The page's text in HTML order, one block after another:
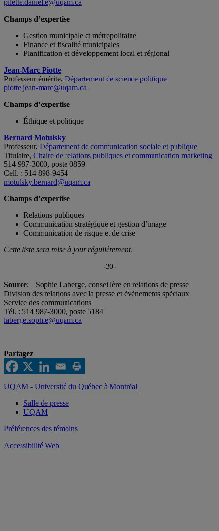
pilette.danielle@uqam.ca
Champs d’expertise
Gestion municipale et métropolitaine
Finance et fiscalité municipales
Planification et développement local et régional
Jean-Marc Piotte
Professeur émérite, Département de science politique
piotte.jean-marc@uqam.ca
Champs d’expertise
Éthique et politique
Bernard Motulsky
Professeur, Département de communication sociale et publique
Titulaire, Chaire de relations publiques et communication marketing
514 987-3000, poste 0859
Cell. : 514 898-9454
motulsky.bernard@uqam.ca
Champs d’expertise
Relations publiques
Communication stratégique et gestion d’image
Communication de risque et de crise
Cette liste sera mise à jour régulièrement.
-30-
Source: Sophie Laberge, conseillère en relations de presse
Division des relations avec la presse et événements spéciaux
Service des communications
Tél. : 514 987-3000, poste 5184
laberge.sophie@uqam.ca
Partagez
UQAM - Université du Québec à Montréal
Salle de presse
UQAM
Préférences des témoins
Accessibilité Web